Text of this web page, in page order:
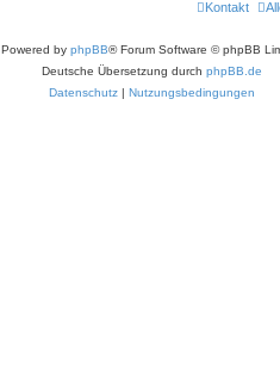
Kontakt
Powered by phpBB® Forum Software © phpBB
Deutsche Übersetzung durch phpBB.de
Datenschutz | Nutzungsbedingungen